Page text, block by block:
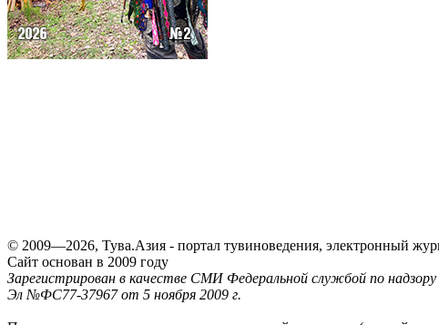
© 2009—2026, Тува.Азия - портал тувиноведения, электронный
Сайт основан в 2009 году
Зарегистрирован в качестве СМИ Федеральной службой по
Эл №ФС77-37967 от 5 ноября 2009 г.